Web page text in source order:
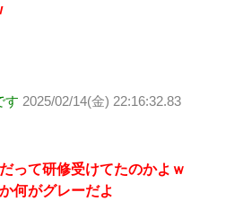
す 2025/02/14(金) 22:16:32.83
って研修受けてたのかよｗ
何がグレーだよ